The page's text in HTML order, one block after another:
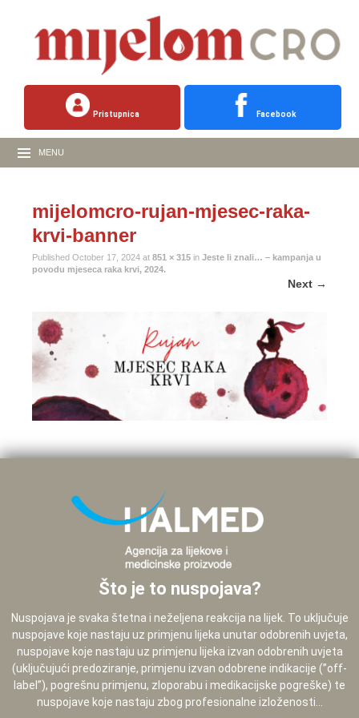
Pristupnica Facebook
MENU
mijelomcro-rujan-mjesec-raka-
krvi-banner
Published October 17, 2024 at 851 × 315 in Jeste li znali… – kampanja u
povodu mjeseca raka krvi, 2024.
Next →
Što je to nuspojava?
Nuspojava je svaka štetna i neželjena reakcija na lijek. To uključuje
nuspojave koje nastaju uz primjenu lijeka unutar odobrenih uvjeta,
nuspojave koje nastaju uz primjenu lijeka izvan odobrenih uvjeta
(uključujući predoziranje, primjenu izvan odobrene indikacije (”off-
label”), pogrešnu primjenu, zloporabu i medikacijske pogreške) te
nuspojave koje nastaju zbog profesionalne izloženosti...